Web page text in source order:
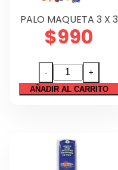
Didáctico
Papelería
PALO MAQUETA 3 X 3
$990
-
PALO
MAQUETA
cantidad
+
AÑADIR AL CARRITO